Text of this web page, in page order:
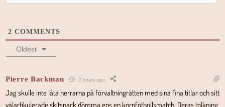
2 COMMENTS
Oldest
Pierre Backman 2 years ago
Jag skulle inte låta herrarna på förvaltningrätten med sina fina titlar och sitt
välartikulerade skitsnack dömma ens en korpfotbollsmatch. Deras tolkning